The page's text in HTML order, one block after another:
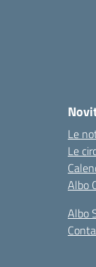
Le
Le
Albo
Albo